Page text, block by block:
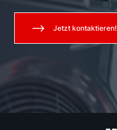
Jetzt kontaktieren!